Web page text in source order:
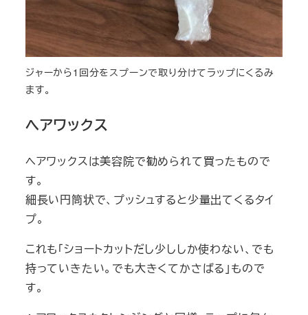
ジャーから1回分をスプーンで取り分けてラップにくるみ
ます。
ヘアワックス
ヘアワックスは美容院で勧められて買ったもので
す。
細長い円筒状で、プッシュすると少量出てくるタイ
プ。
これも「ショートカットだし少ししか使わない、でも
持っていきたい。でも大きくてかさばる」もので
す。